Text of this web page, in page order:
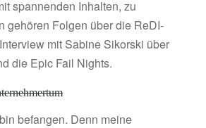
spannenden Inhalten, zu
gehören Folgen über die ReDI-
mit Sabine Sikorski über
die Epic Fail Nights.
befangen. Denn meine